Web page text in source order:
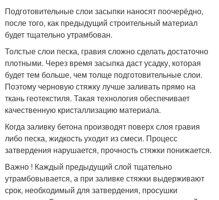
Подготовительные слои засыпки наносят поочерёдно,
после того, как предыдущий строительный материал
будет тщательно утрамбован.
Толстые слои песка, гравия сложно сделать достаточно
плотными. Через время засыпка даст усадку, которая
будет тем больше, чем толще подготовительные слои.
Поэтому черновую стяжку лучше заливать прямо на
ткань геотекстиля. Такая технология обеспечивает
качественную кристаллизацию материала.
Когда заливку бетона производят поверх слоя гравия
либо песка, жидкость уходит из смеси. Процесс
затвердения нарушается, прочность стяжки понижается.
Важно ! Каждый предыдущий слой тщательно
утрамбовывается, а при заливке стяжки выдерживают
срок, необходимый для затвердения, просушки